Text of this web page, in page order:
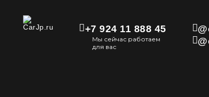
+7 924 11 888 45
Мы сейчас работаем
для вас